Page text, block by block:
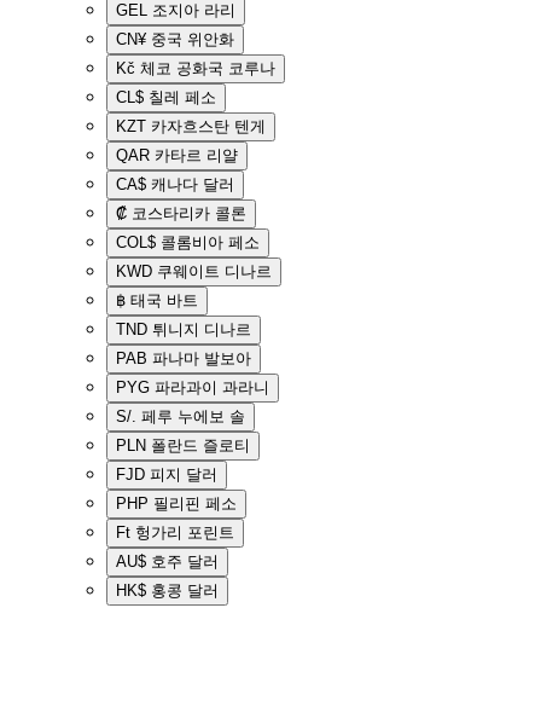
GEL 조지아 라리
CN¥ 중국 위안화
Kč 체코 공화국 코루나
CL$ 칠레 페소
KZT 카자흐스탄 텐게
QAR 카타르 리얄
CA$ 캐나다 달러
₡ 코스타리카 콜론
COL$ 콜롬비아 페소
KWD 쿠웨이트 디나르
฿ 태국 바트
TND 튀니지 디나르
PAB 파나마 발보아
PYG 파라과이 과라니
S/. 페루 누에보 솔
PLN 폴란드 즐로티
FJD 피지 달러
PHP 필리핀 페소
Ft 헝가리 포린트
AU$ 호주 달러
HK$ 홍콩 달러